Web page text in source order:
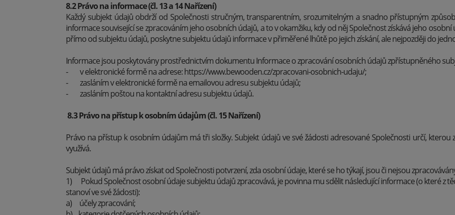
8.2 Právo na informace (čl. 13 a 14 Nařízení)
Každý subjekt údajů obdrží od Společnosti stručným, transparentním, srozumitelným a snadno přístupným
informace související se zpracováním jeho osobních údajů, a to v okamžiku, kdy od něj Společnost získává jeho
přímo od subjektu údajů, poskytne subjektu údajů informace v přiměřené lhůtě po jejich získání, ale nejpozději do
Informace jsou poskytovány prostřednictvím dokumentu Informace o zpracování osobních údajů zpřístupněného
- v elektronické formě na adrese: https://www.bewooden.cz/zpracovani-osobnich-udaju/;
- zasláním v elektronické formě na emailovou adresu subjektu údajů;
- zasláním poštou na kontaktní adresu subjektu údajů.
8.3 Právo na přístup k osobním údajům (čl. 15 Nařízení)
Právo na přístup k osobním údajům má tři složky. Subjekt údajů ve své žádosti adresované Společnosti určí,
využívá.
Subjekt údajů má právo získat od Společnosti potvrzení, zda osobní údaje, které se ho týkají, jsou či nejsou
1) Pokud Společnost osobní údaje subjektu údajů zpracovává, je povinna mu sdělit následující informace (o které z
stanoví ve své žádosti):
a) účely zpracování;